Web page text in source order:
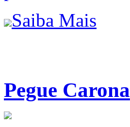
Saiba Mais
Pegue Carona